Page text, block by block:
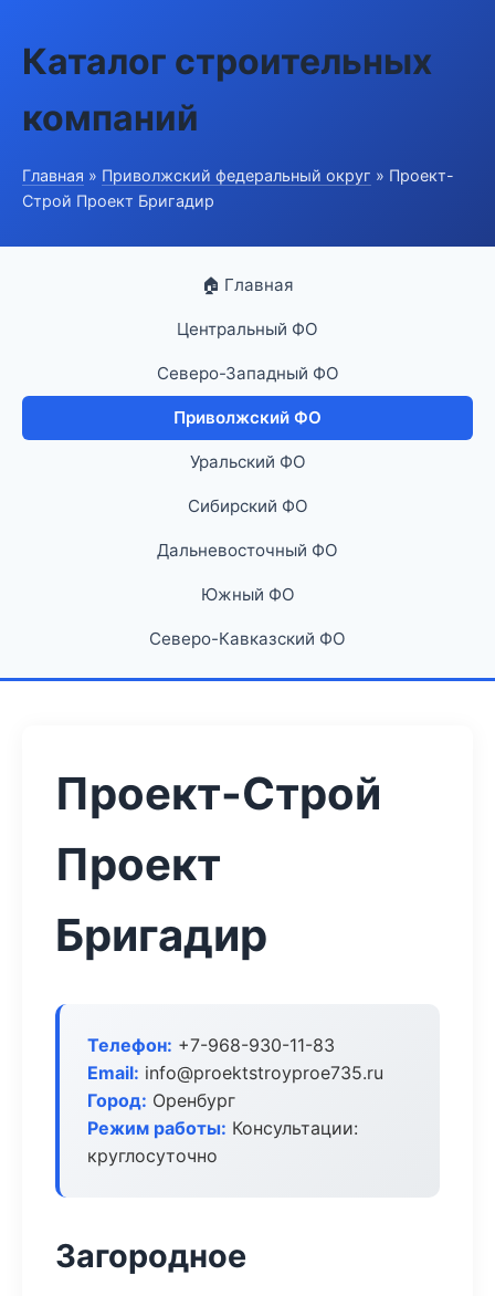
Каталог строительных
компаний
Главная » Приволжский федеральный округ » Проект-
Строй Проект Бригадир
🏠 Главная
Центральный ФО
Северо-Западный ФО
Приволжский ФО
Уральский ФО
Сибирский ФО
Дальневосточный ФО
Южный ФО
Северо-Кавказский ФО
Проект-Строй
Проект
Бригадир
Телефон: +7-968-930-11-83
Email: info@proektstroyproe735.ru
Город: Оренбург
Режим работы: Консультации:
круглосуточно
Загородное